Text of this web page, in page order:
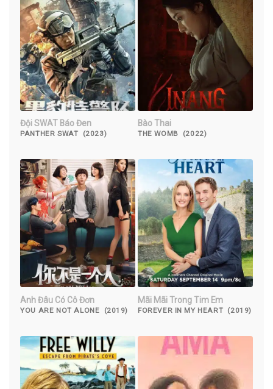
Đội SWAT Báo Đen
PANTHER SWAT (2023)
Bào Thai
THE WOMB (2022)
Anh Đâu Có Cô Đơn
YOU ARE NOT ALONE (2019)
Mãi Mãi Trong Tim Em
FOREVER IN MY HEART (2019)